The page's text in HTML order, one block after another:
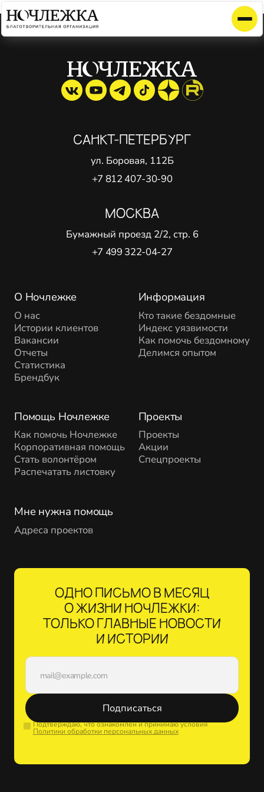
Элемент не найден!
О Ночлежке
О нас
Истории клиентов
Вакансии
Отчеты
Статистика
Брендбук
Помощь Ночлежке
Как помочь Ночлежке
Корпоративная помощь
Стать волонтёром
Распечатать листовку
Проекты
Проекты
Акции
Спецпроекты
Информация
Кто такие бездомные
Индекс уязвимости
Как помочь бездомному
Делимся опытом
Мне нужна помощь
Адреса проектов
САНКТ-ПЕТЕРБУРГ
ул. Боровая, 112Б
+7 812 407-30-90
МОСКВА
Бумажный проезд 2/2, стр. 6
+7 499 322-04-27
ОДНО ПИСЬМО В МЕСЯЦ
О ЖИЗНИ НОЧЛЕЖКИ:
ТОЛЬКО ГЛАВНЫЕ НОВОСТИ
И ИСТОРИИ
Подписаться
Подтверждаю, что ознакомлен и принимаю условия
Политики обработки персональных данных